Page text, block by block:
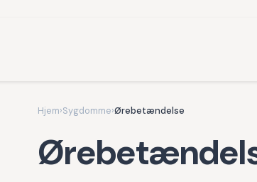
Hjem›Sygdomme›Ørebetændelse